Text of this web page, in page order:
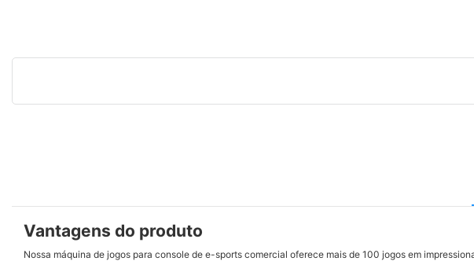
Vantagens do produto
Nossa máquina de jogos para console de e-sports comercial oferece mais de 100 jogos em